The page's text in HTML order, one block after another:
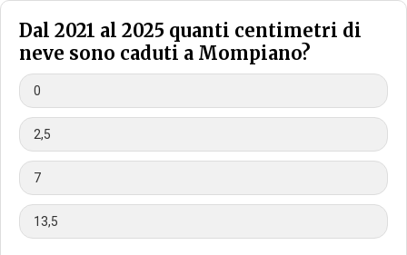
Dal 2021 al 2025 quanti centimetri di
neve sono caduti a Mompiano?
0
2,5
7
13,5